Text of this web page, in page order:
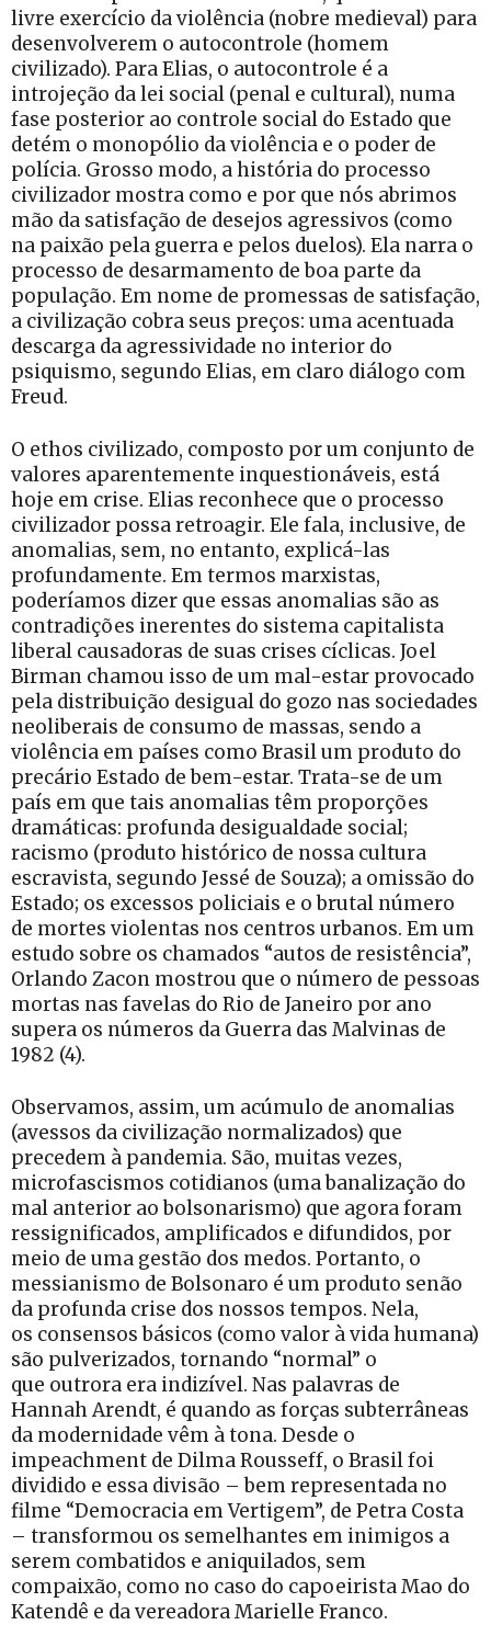
livre exercício da violência (nobre medieval) para
desenvolverem o autocontrole (homem
civilizado). Para Elias, o autocontrole é a
introjeção da lei social (penal e cultural), numa
fase posterior ao controle social do Estado que
detém o monopólio da violência e o poder de
polícia. Grosso modo, a história do processo
civilizador mostra como e por que nós abrimos
mão da satisfação de desejos agressivos (como
na paixão pela guerra e pelos duelos). Ela narra o
processo de desarmamento de boa parte da
população. Em nome de promessas de satisfação,
a civilização cobra seus preços: uma acentuada
descarga da agressividade no interior do
psiquismo, segundo Elias, em claro diálogo com
Freud.
O ethos civilizado, composto por um conjunto de
valores aparentemente inquestionáveis, está
hoje em crise. Elias reconhece que o processo
civilizador possa retroagir. Ele fala, inclusive, de
anomalias, sem, no entanto, explicá-las
profundamente. Em termos marxistas,
poderíamos dizer que essas anomalias são as
contradições inerentes do sistema capitalista
liberal causadoras de suas crises cíclicas. Joel
Birman chamou isso de um mal-estar provocado
pela distribuição desigual do gozo nas sociedades
neoliberais de consumo de massas, sendo a
violência em países como Brasil um produto do
precário Estado de bem-estar. Trata-se de um
país em que tais anomalias têm proporções
dramáticas: profunda desigualdade social;
racismo (produto histórico de nossa cultura
escravista, segundo Jessé de Souza); a omissão do
Estado; os excessos policiais e o brutal número
de mortes violentas nos centros urbanos. Em um
estudo sobre os chamados “autos de resistência”,
Orlando Zacon mostrou que o número de pessoas
mortas nas favelas do Rio de Janeiro por ano
supera os números da Guerra das Malvinas de
1982 (4).
Observamos, assim, um acúmulo de anomalias
(avessos da civilização normalizados) que
precedem à pandemia. São, muitas vezes,
microfascismos cotidianos (uma banalização do
mal anterior ao bolsonarismo) que agora foram
ressignificados, amplificados e difundidos, por
meio de uma gestão dos medos. Portanto, o
messianismo de Bolsonaro é um produto senão
da profunda crise dos nossos tempos. Nela,
os consensos básicos (como valor à vida humana)
são pulverizados, tornando “normal” o
que outrora era indizível. Nas palavras de
Hannah Arendt, é quando as forças subterrâneas
da modernidade vêm à tona. Desde o
impeachment de Dilma Rousseff, o Brasil foi
dividido e essa divisão – bem representada no
filme “Democracia em Vertigem”, de Petra Costa
– transformou os semelhantes em inimigos a
serem combatidos e aniquilados, sem
compaixão, como no caso do capoeirista Mao do
Katendê e da vereadora Marielle Franco.